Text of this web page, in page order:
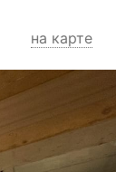
на карте